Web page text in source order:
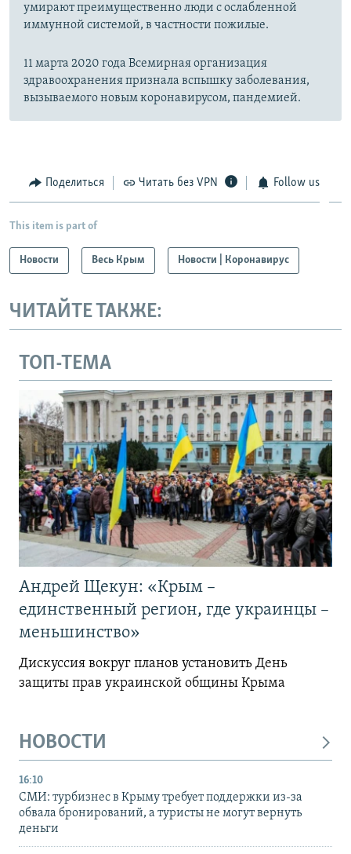
умирают преимущественно люди с ослабленной
иммунной системой, в частности пожилые.
11 марта 2020 года Всемирная организация
здравоохранения признала вспышку заболевания,
вызываемого новым коронавирусом, пандемией.
Поделиться Читать без VPN Follow us
This item is part of
Новости Весь Крым Новости | Коронавирус
ЧИТАЙТЕ ТАКЖЕ:
ТОП-ТЕМА
Андрей Щекун: «Крым –
единственный регион, где украинцы –
меньшинство»
Дискуссия вокруг планов установить День
защиты прав украинской общины Крыма
НОВОСТИ
16:10
СМИ: турбизнес в Крыму требует поддержки из-за
обвала бронирований, а туристы не могут вернуть
деньги